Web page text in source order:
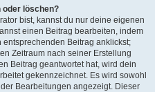
oder löschen?
bist, kannst du nur deine eigenen
einen Beitrag bearbeiten, indem
entsprechenden Beitrag anklickst;
Zeitraum nach seiner Erstellung
Beitrag geantwortet hat, wird dein
gekennzeichnet. Es wird sowohl
Bearbeitungen angezeigt. Dieser